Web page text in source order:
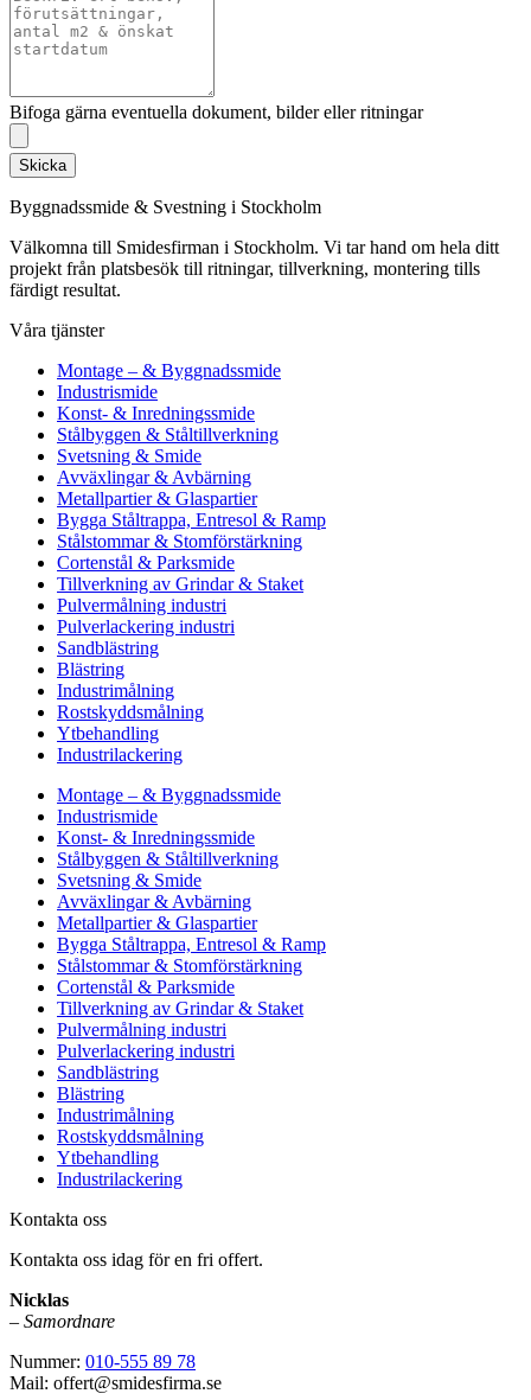
Bifoga gärna eventuella dokument, bilder eller ritningar
Skicka
Byggnadssmide & Svestning i Stockholm
Välkomna till Smidesfirman i Stockholm. Vi tar hand om hela ditt
projekt från platsbesök till ritningar, tillverkning, montering tills
färdigt resultat.
Våra tjänster
Montage – & Byggnadssmide
Industrismide
Konst- & Inredningssmide
Stålbyggen & Ståltillverkning
Svetsning & Smide
Avväxlingar & Avbärning
Metallpartier & Glaspartier
Bygga Ståltrappa, Entresol & Ramp
Stålstommar & Stomförstärkning
Cortenstål & Parksmide
Tillverkning av Grindar & Staket
Pulvermålning industri
Pulverlackering industri
Sandblästring
Blästring
Industrimålning
Rostskyddsmålning
Ytbehandling
Industrilackering
Montage – & Byggnadssmide
Industrismide
Konst- & Inredningssmide
Stålbyggen & Ståltillverkning
Svetsning & Smide
Avväxlingar & Avbärning
Metallpartier & Glaspartier
Bygga Ståltrappa, Entresol & Ramp
Stålstommar & Stomförstärkning
Cortenstål & Parksmide
Tillverkning av Grindar & Staket
Pulvermålning industri
Pulverlackering industri
Sandblästring
Blästring
Industrimålning
Rostskyddsmålning
Ytbehandling
Industrilackering
Kontakta oss
Kontakta oss idag för en fri offert.
Nicklas
– Samordnare
Nummer: 010-555 89 78
Mail: offert@smidesfirma.se